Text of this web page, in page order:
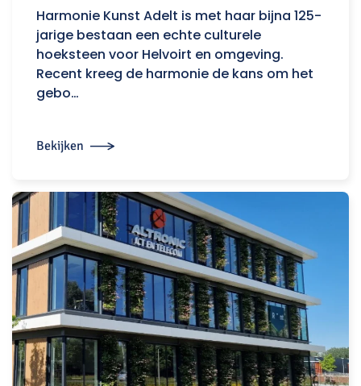
Harmonie Kunst Adelt is met haar bijna 125-
jarige bestaan een echte culturele
hoeksteen voor Helvoirt en omgeving.
Recent kreeg de harmonie de kans om het
gebo…
Bekijken